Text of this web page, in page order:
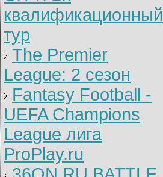
квалификационный
тур
The Premier
League: 2 cезон
Fantasy Football -
UEFA Champions
League лига
ProPlay.ru